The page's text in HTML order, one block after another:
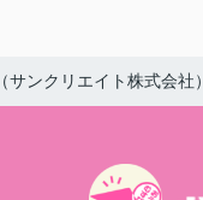
ンクリエイト株式会社）